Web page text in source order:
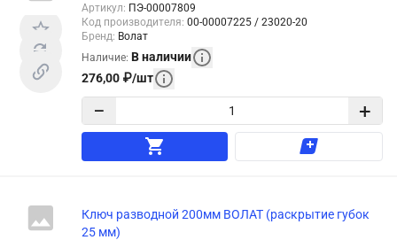
Артикул: ПЭ-00007809
Код производителя: 00-00007225 / 23020-20
Бренд: Волат
Наличие: В наличии
276,00 ₽/шт
− +
Ключ разводной 200мм ВОЛАТ (раскрытие губок
25 мм)